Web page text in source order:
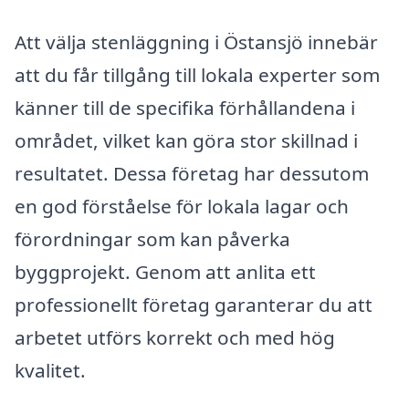
Att välja stenläggning i Östansjö innebär
att du får tillgång till lokala experter som
känner till de specifika förhållandena i
området, vilket kan göra stor skillnad i
resultatet. Dessa företag har dessutom
en god förståelse för lokala lagar och
förordningar som kan påverka
byggprojekt. Genom att anlita ett
professionellt företag garanterar du att
arbetet utförs korrekt och med hög
kvalitet.